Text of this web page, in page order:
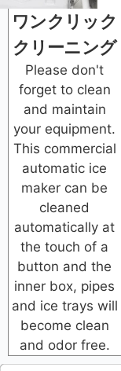
ワンクリック
クリーニング
Please don't
forget to clean
and maintain
your equipment.
This commercial
automatic ice
maker can be
cleaned
automatically at
the touch of a
button and the
inner box, pipes
and ice trays will
become clean
and odor free.